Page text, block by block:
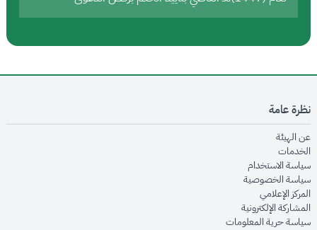
نظرة عامة
عن الهيئةopens in new window
الخدماتopens in new window
سياسة الاستخدام
سياسة الخصوصيةopens in new window
المركز الإعلاميopens in new window
المشاركة الإلكترونيةopens in new window
سياسة حرية المعلوماتopens in new window